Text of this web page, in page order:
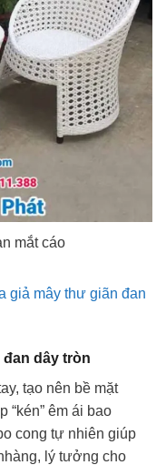
mắt cáo
giả mây thư giãn đan
dây tròn
tạo nên bề mặt
“kén” êm ái bao
cong tự nhiên giúp
lý tưởng cho